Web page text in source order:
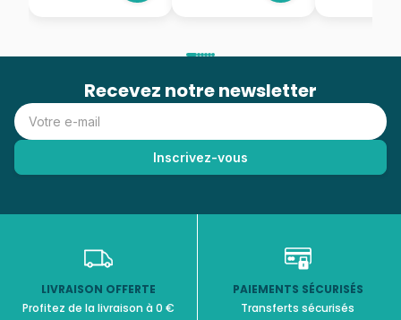
Recevez notre newsletter
LIVRAISON OFFERTE
Profitez de la livraison à 0 €
PAIEMENTS SÉCURISÉS
Transferts sécurisés